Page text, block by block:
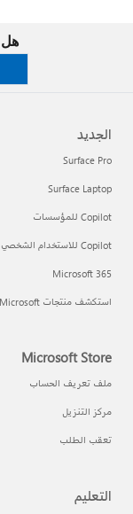
هل
الجديد
Surface Pro
Surface Laptop
Copilot للمؤسسات
Copilot للاستخدام الشخصي
Microsoft 365
استكشف منتجات Microsoft
Microsoft Store
ملف تعريف الحساب
مركز التنزيل
تعقب الطلب
التعليم